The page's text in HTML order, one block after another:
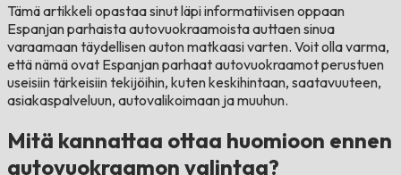
Tämä artikkeli opastaa sinut läpi informatiivisen oppaan
Espanjan parhaista autovuokraamoista auttaen sinua
varaamaan täydellisen auton matkaasi varten. Voit olla varma,
että nämä ovat Espanjan parhaat autovuokraamot perustuen
useisiin tärkeisiin tekijöihin, kuten keskihintaan, saatavuuteen,
asiakaspalveluun, autovalikoimaan ja muuhun.
Mitä kannattaa ottaa huomioon ennen
autovuokraamon valintaa?